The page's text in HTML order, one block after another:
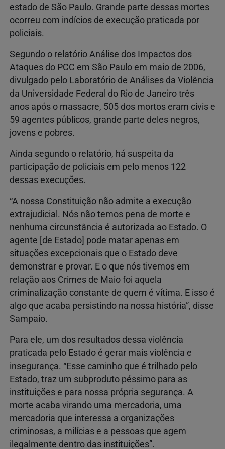
estado de São Paulo. Grande parte dessas mortes
ocorreu com indícios de execução praticada por
policiais.
Segundo o relatório Análise dos Impactos dos
Ataques do PCC em São Paulo em maio de 2006,
divulgado pelo Laboratório de Análises da Violência
da Universidade Federal do Rio de Janeiro três
anos após o massacre, 505 dos mortos eram civis e
59 agentes públicos, grande parte deles negros,
jovens e pobres.
Ainda segundo o relatório, há suspeita da
participação de policiais em pelo menos 122
dessas execuções.
“A nossa Constituição não admite a execução
extrajudicial. Nós não temos pena de morte e
nenhuma circunstância é autorizada ao Estado. O
agente [de Estado] pode matar apenas em
situações excepcionais que o Estado deve
demonstrar e provar. E o que nós tivemos em
relação aos Crimes de Maio foi aquela
criminalização constante de quem é vítima. E isso é
algo que acaba persistindo na nossa história”, disse
Sampaio.
Para ele, um dos resultados dessa violência
praticada pelo Estado é gerar mais violência e
insegurança. “Esse caminho que é trilhado pelo
Estado, traz um subproduto péssimo para as
instituições e para nossa própria segurança. A
morte acaba virando uma mercadoria, uma
mercadoria que interessa a organizações
criminosas, a milícias e a pessoas que agem
ilegalmente dentro das instituições”.